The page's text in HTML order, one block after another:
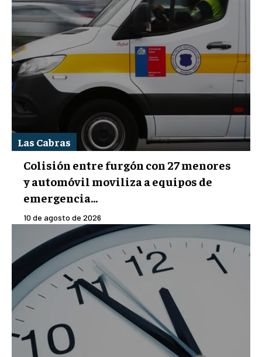
Las Cabras
Colisión entre furgón con 27 menores
y automóvil moviliza a equipos de
emergencia...
10 de agosto de 2026